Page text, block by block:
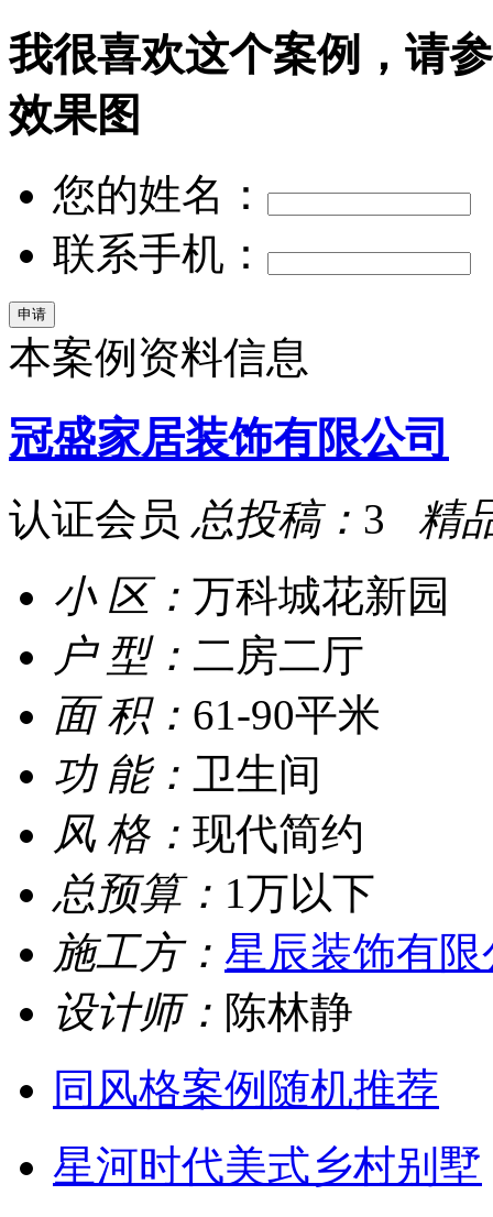
我很喜欢这个案例，请
效果图
您的姓名：
联系手机：
本案例资料信息
冠盛家居装饰有限公司
认证会员 总投稿： 3
精
小 区： 万科城花新园
户 型： 二房二厅
面 积： 61-90平米
功 能： 卫生间
风 格： 现代简约
总预算： 1万以下
施工方： 星辰装饰有限
设计师： 陈林静
同风格案例随机推荐
星河时代美式乡村别墅